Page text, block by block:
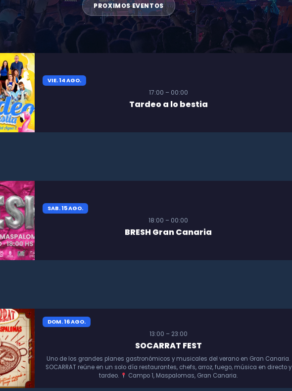
PROXIMOS EVENTOS
VIE. 14 AGO.
17:00 – 00:00
Tardeo a lo bestia
SAB. 15 AGO.
18:00 – 00:00
BRESH Gran Canaria
DOM. 16 AGO.
13:00 – 23:00
SOCARRAT FEST
Uno de los grandes planes gastronómicos y musicales del verano en Gran Canaria.
SOCARRAT reúne en un solo día restaurantes, chefs, arroz, fuego, música en directo y
tardeo.
Campo 1, Maspalomas, Gran Canaria.